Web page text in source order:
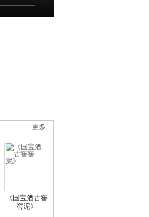
更多
《国宝酒古窖
窖泥》